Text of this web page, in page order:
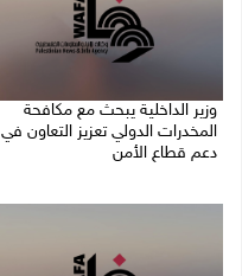
وزير الداخلية يبحث مع مكافحة
المخدرات الدولي تعزيز التعاون في
دعم قطاع الأمن